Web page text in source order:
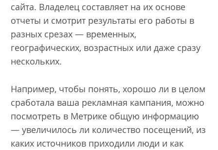
сайта. Владелец составляет на их основе
отчеты и смотрит результаты его работы в
разных срезах — временных,
географических, возрастных или даже сразу
нескольких.
Например, чтобы понять, хорошо ли в целом
сработала ваша рекламная кампания, можно
посмотреть в Метрике общую информацию
— увеличилось ли количество посещений, из
каких источников приходили люди и как